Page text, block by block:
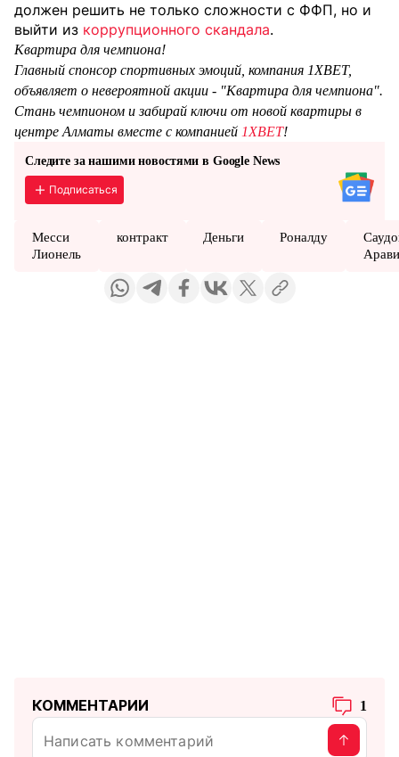
должен решить не только сложности с ФФП, но и
выйти из коррупционного скандала.
Квартира для чемпиона!
Главный спонсор спортивных эмоций, компания 1XBET,
объявляет о невероятной акции - "Квартира для чемпиона".
Стань чемпионом и забирай ключи от новой квартиры в
центре Алматы вместе с компанией 1XBET!
Следите за нашими новостями в Google News
Подписаться
Месси
Лионель
контракт Деньги Роналду
КОММЕНТАРИИ 1